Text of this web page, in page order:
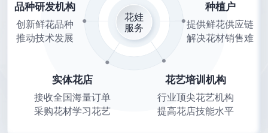
品种研发机构
创新鲜花品种
推动技术发展
种植户
提供鲜花供应链
解决花材销售难
实体花店
接收全国海量订单
采购花材学习花艺
花艺培训机构
行业顶尖花艺机构
提高花店技能水平
花娃
服务